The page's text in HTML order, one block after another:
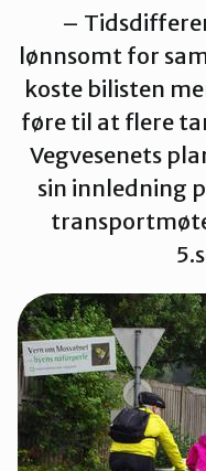
Haugalandet
Nord-Jæren
Suldal
Vindafjord og
–
lønnsomt for
koste bilisten
føre til at flere
Vegvesenets
sin innledning